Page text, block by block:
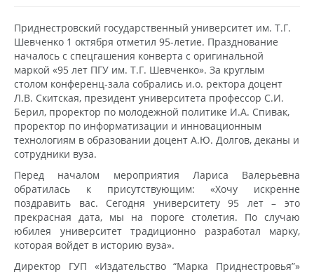
Приднестровский государственный университет им. Т.Г.
Шевченко 1 октября отметил 95-летие. Празднование
началось с спецгашения конверта с оригинальной
маркой «95 лет ПГУ им. Т.Г. Шевченко». За круглым
столом конференц-зала собрались и.о. ректора доцент
Л.В. Скитская, президент университета профессор С.И.
Берил, проректор по молодежной политике И.А. Спивак,
проректор по информатизации и инновационным
технологиям в образовании доцент А.Ю. Долгов, деканы и
сотрудники вуза.
Перед началом мероприятия Лариса Валерьевна
обратилась к присутствующим: «Хочу искренне
поздравить вас. Сегодня университету 95 лет – это
прекрасная дата, мы на пороге столетия. По случаю
юбилея университет традиционно разработал марку,
которая войдет в историю вуза».
Директор ГУП «Издательство “Марка Приднестровья”»